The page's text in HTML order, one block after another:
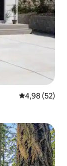
Gemiddelde
4,98 (52)